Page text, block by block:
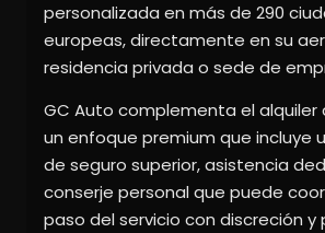
personalizada en más de 290
europeas, directamente en su
residencia privada o sede de
GC Auto complementa el alquiler
un enfoque premium que incluye
de seguro superior, asistencia
conserje personal que puede
paso del servicio con discreción y